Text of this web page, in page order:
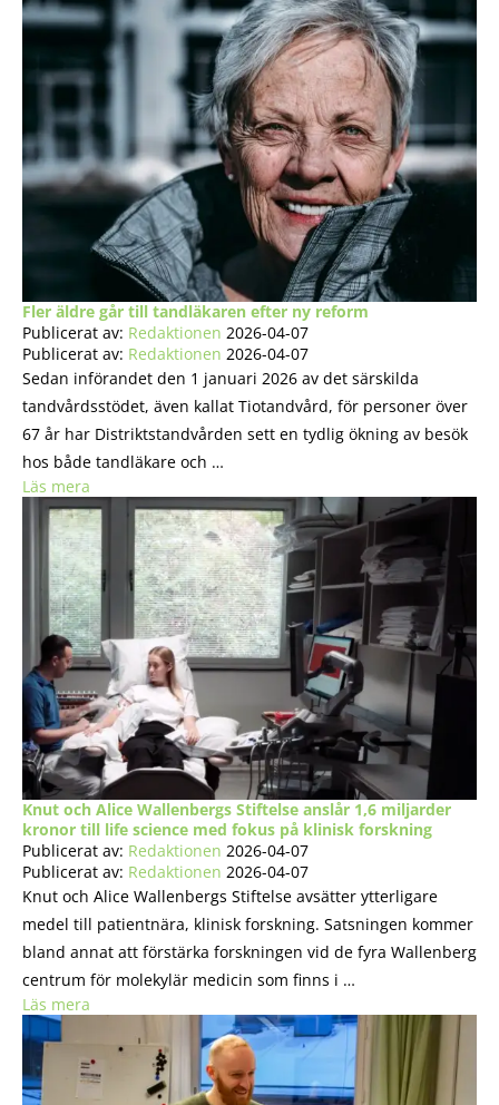
Fler äldre går till tandläkaren efter ny reform
Publicerat av: Redaktionen 2026-04-07
Publicerat av: Redaktionen 2026-04-07
Sedan införandet den 1 januari 2026 av det särskilda
tandvårdsstödet, även kallat Tiotandvård, för personer över
67 år har Distriktstandvården sett en tydlig ökning av besök
hos både tandläkare och …
Läs mera
Knut och Alice Wallenbergs Stiftelse anslår 1,6 miljarder
kronor till life science med fokus på klinisk forskning
Publicerat av: Redaktionen 2026-04-07
Publicerat av: Redaktionen 2026-04-07
Knut och Alice Wallenbergs Stiftelse avsätter ytterligare
medel till patientnära, klinisk forskning. Satsningen kommer
bland annat att förstärka forskningen vid de fyra Wallenberg
centrum för molekylär medicin som finns i …
Läs mera